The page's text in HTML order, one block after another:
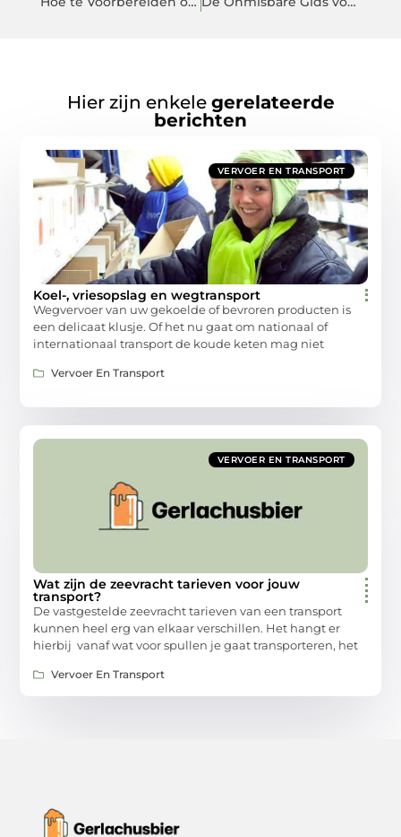
Hier zijn enkele gerelateerde
berichten
VERVOER EN TRANSPORT
Koel-, vriesopslag en wegtransport
Wegvervoer van uw gekoelde of bevroren producten is
een delicaat klusje. Of het nu gaat om nationaal of
internationaal transport de koude keten mag niet
Vervoer En Transport
VERVOER EN TRANSPORT
Wat zijn de zeevracht tarieven voor jouw
transport?
De vastgestelde zeevracht tarieven van een transport
kunnen heel erg van elkaar verschillen. Het hangt er
hierbij vanaf wat voor spullen je gaat transporteren, het
Vervoer En Transport